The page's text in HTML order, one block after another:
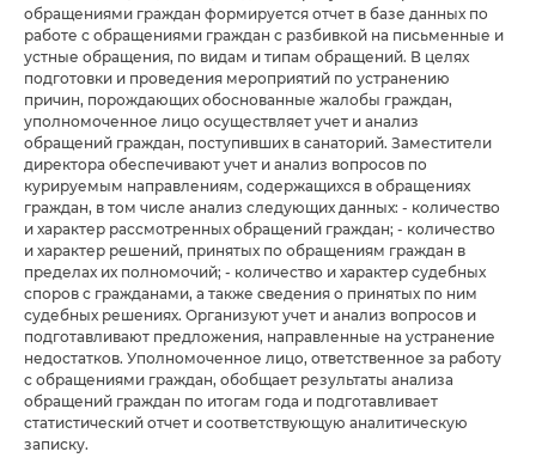
обращениями граждан формируется отчет в базе данных по
работе с обращениями граждан с разбивкой на письменные и
устные обращения, по видам и типам обращений. В целях
подготовки и проведения мероприятий по устранению
причин, порождающих обоснованные жалобы граждан,
уполномоченное лицо осуществляет учет и анализ
обращений граждан, поступивших в санаторий. Заместители
директора обеспечивают учет и анализ вопросов по
курируемым направлениям, содержащихся в обращениях
граждан, в том числе анализ следующих данных: - количество
и характер рассмотренных обращений граждан; - количество
и характер решений, принятых по обращениям граждан в
пределах их полномочий; - количество и характер судебных
споров с гражданами, а также сведения о принятых по ним
судебных решениях. Организуют учет и анализ вопросов и
подготавливают предложения, направленные на устранение
недостатков. Уполномоченное лицо, ответственное за работу
с обращениями граждан, обобщает результаты анализа
обращений граждан по итогам года и подготавливает
статистический отчет и соответствующую аналитическую
записку.